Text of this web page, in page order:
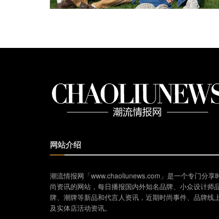
网站介绍
潮流情报网「www.chaoliunews.com」是一个专门分享
尚资讯的网站，每日播报国内外知名品牌、小众设计师
牌、潮牌等新品和代言人资讯，近期时尚事件、品牌线
及实体店活动资讯。